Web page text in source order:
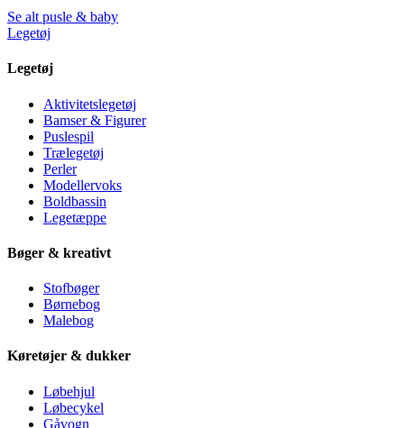
Se alt pusle & baby
Legetøj
Legetøj
Aktivitetslegetøj
Bamser & Figurer
Puslespil
Trælegetøj
Perler
Modellervoks
Boldbassin
Legetæppe
Bøger & kreativt
Stofbøger
Børnebog
Malebog
Køretøjer & dukker
Løbehjul
Løbecykel
Gåvogn